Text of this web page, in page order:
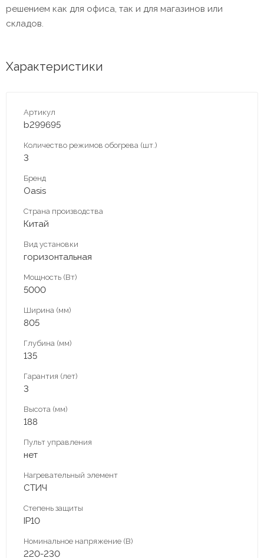
решением как для офиса, так и для магазинов или
складов.
Характеристики
Артикул
b299695
Количество режимов обогрева (шт.)
3
Бренд
Oasis
Страна производства
Китай
Вид установки
горизонтальная
Мощность (Вт)
5000
Ширина (мм)
805
Глубина (мм)
135
Гарантия (лет)
3
Высота (мм)
188
Пульт управления
нет
Нагревательный элемент
СТИЧ
Степень защиты
IP10
Номинальное напряжение (В)
220-230